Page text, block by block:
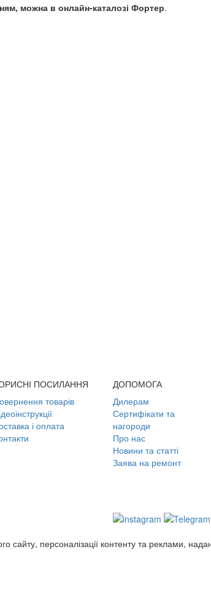
можна в онлайн-каталозі Фортер.
ПОСИЛАННЯ
товарів
і оплата
ДОПОМОГА
Дилерам
Сертифікати та
нагороди
Про нас
Новини та статті
Заява на ремонт
персоналізації контенту та реклами,